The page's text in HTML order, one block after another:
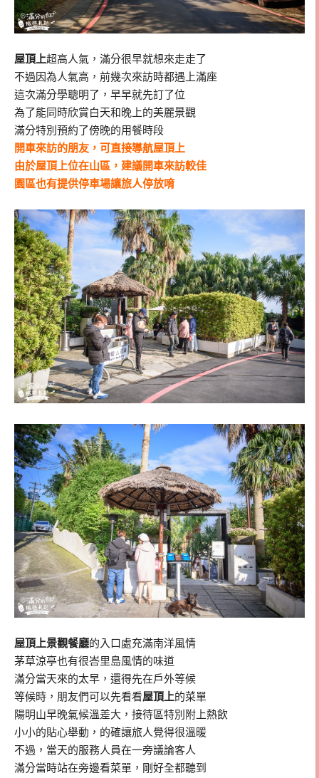
屋頂上超高人氣，滿分很早就想來走走了
不過因為人氣高，前幾次來訪時都遇上滿座
這次滿分學聰明了，早早就先訂了位
為了能同時欣賞白天和晚上的美麗景觀
滿分特別預約了傍晚的用餐時段
開車來訪的朋友，可直接導航屋頂上
由於屋頂上位在山區，建議開車來訪較佳
園區也有提供停車場讓旅人停放唷
屋頂上景觀餐廳的入口處充滿南洋風情
茅草涼亭也有很峇里島風情的味道
滿分當天來的太早，還得先在戶外等候
等候時，朋友們可以先看看屋頂上的菜單
陽明山早晚氣候溫差大，接待區特別附上熱飲
小小的貼心舉動，的確讓旅人覺得很溫暖
不過，當天的服務人員在一旁議論客人
滿分當時站在旁邊看菜單，剛好全都聽到